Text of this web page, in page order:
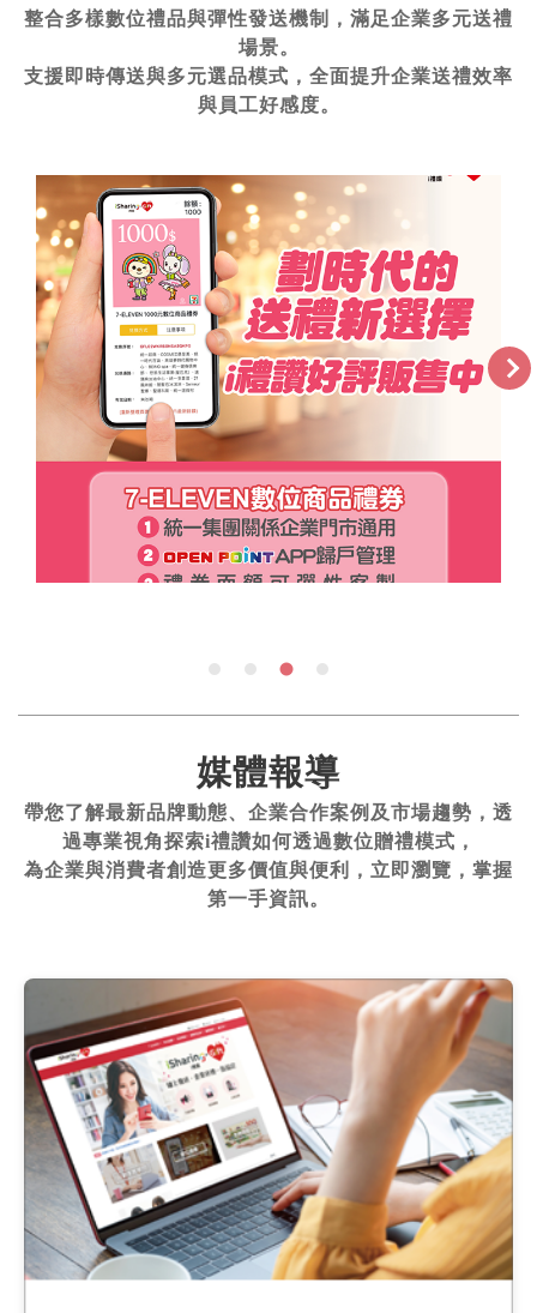
整合多樣數位禮品與彈性發送機制，滿足企業多元送禮
場景。
支援即時傳送與多元選品模式，全面提升企業送禮效率
與員工好感度。
媒體報導
帶您了解最新品牌動態、企業合作案例及市場趨勢，透
過專業視角探索i禮讚如何透過數位贈禮模式，
為企業與消費者創造更多價值與便利，立即瀏覽，掌握
第一手資訊。